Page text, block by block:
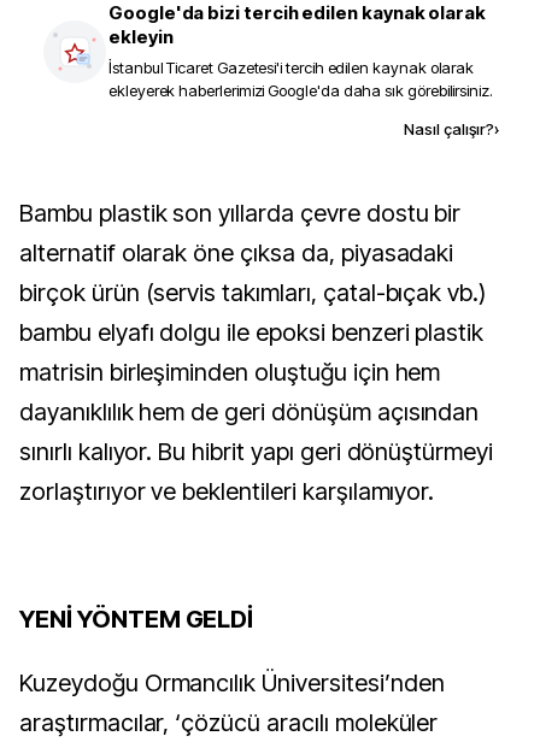
Google'da bizi tercih edilen kaynak olarak
ekleyin
İstanbul Ticaret Gazetesi'i tercih edilen kaynak olarak
ekleyerek haberlerimizi Google'da daha sık görebilirsiniz.
Nasıl çalışır?›
Bambu plastik son yıllarda çevre dostu bir
alternatif olarak öne çıksa da, piyasadaki
birçok ürün (servis takımları, çatal-bıçak vb.)
bambu elyafı dolgu ile epoksi benzeri plastik
matrisin birleşiminden oluştuğu için hem
dayanıklılık hem de geri dönüşüm açısından
sınırlı kalıyor. Bu hibrit yapı geri dönüştürmeyi
zorlaştırıyor ve beklentileri karşılamıyor.
YENİ YÖNTEM GELDİ
Kuzeydoğu Ormancılık Üniversitesi’nden
araştırmacılar, ‘çözücü aracılı moleküler